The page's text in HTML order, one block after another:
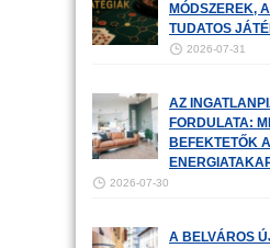
MÓDSZEREK,
TUDATOS
2026-07-31
AZ
FORDULATA:
BEFEKTETŐK
2026-07-30
A BELVÁROS